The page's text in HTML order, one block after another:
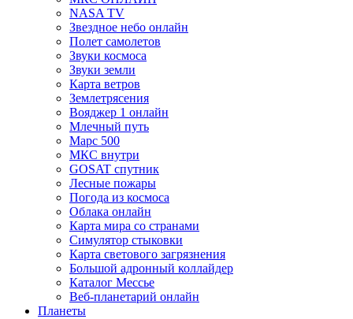
NASA TV
Звездное небо онлайн
Полет самолетов
Звуки космоса
Звуки земли
Карта ветров
Землетрясения
Вояджер 1 онлайн
Млечный путь
Марс 500
МКС внутри
GOSAT спутник
Лесные пожары
Погода из космоса
Облака онлайн
Карта мира со странами
Симулятор стыковки
Карта светового загрязнения
Большой адронный коллайдер
Каталог Мессье
Веб-планетарий онлайн
Планеты